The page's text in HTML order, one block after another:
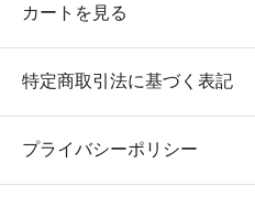
カートを見る
特定商取引法に基づく表記
プライバシーポリシー